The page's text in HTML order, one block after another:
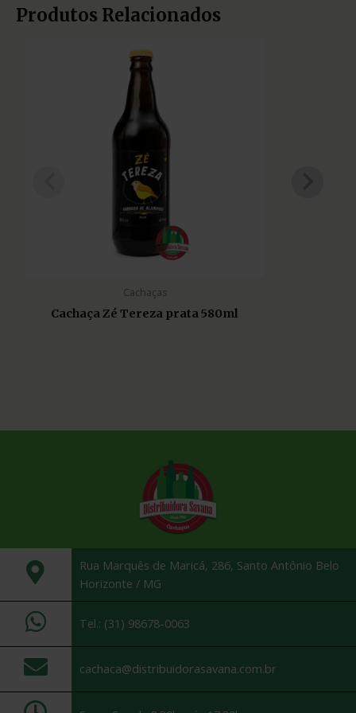
Produtos Relacionados
Cachaças
Cachaça Zé Tereza prata 580ml
Rua Marquês de Maricá, 286, Santo Antônio Belo
Horizonte / MG
Tel.: (31) 98678-0063
cachaca@distribuidorasavana.com.br